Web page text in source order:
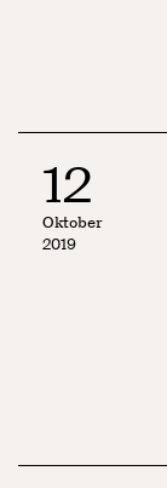
12
Oktober
2019